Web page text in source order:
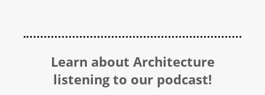
Learn about Architecture
listening to our podcast!